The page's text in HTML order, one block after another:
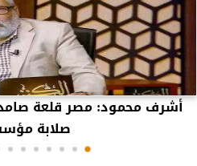
أشرف محمود: مصر قلعة
صلابة